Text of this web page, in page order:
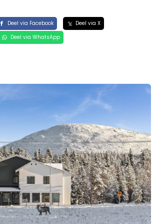
Deel via Facebook
Deel via X
Deel via WhatsApp